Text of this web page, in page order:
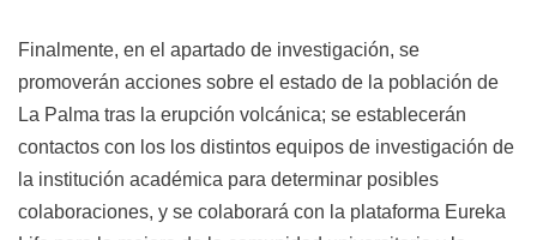
Finalmente, en el apartado de investigación, se
promoverán acciones sobre el estado de la población de
La Palma tras la erupción volcánica; se establecerán
contactos con los los distintos equipos de investigación de
la institución académica para determinar posibles
colaboraciones, y se colaborará con la plataforma Eureka